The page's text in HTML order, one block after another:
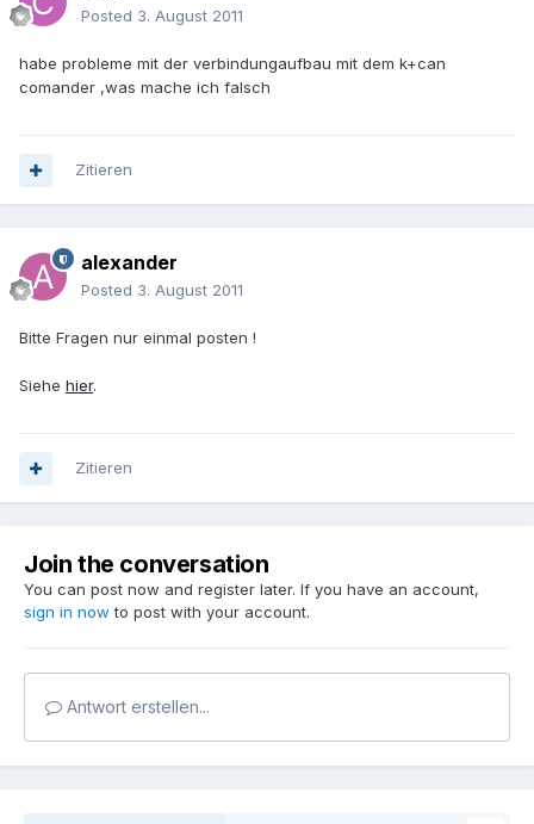
Posted 3. August 2011
habe probleme mit der verbindungaufbau mit dem k+can
comander ,was mache ich falsch
Zitieren
alexander
Posted 3. August 2011
Bitte Fragen nur einmal posten !
Siehe hier.
Zitieren
Join the conversation
You can post now and register later. If you have an account,
sign in now to post with your account.
Antwort erstellen...